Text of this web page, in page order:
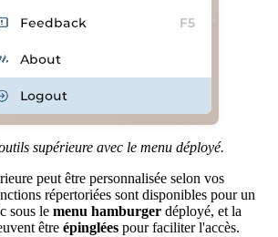
supérieure avec le menu déployé.
peut être personnalisée selon vos
répertoriées sont disponibles pour un
sous le menu hamburger déployé, et la
être épinglées pour faciliter l'accès.